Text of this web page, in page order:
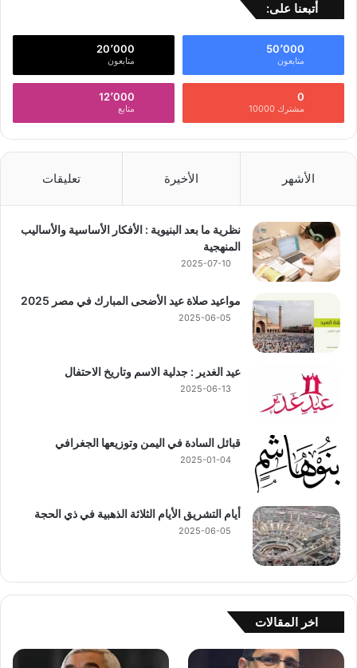
أتبعنا على:
50٬000
متابعون
20٬000
متابعون
0
مشترك 10000
12٬000
متابع
الأشهر الأخيرة تعليقات
نظرية ما بعد البنيوية : الأفكار الأساسية والأساليب
المنهجية
2025-07-10
مواعيد صلاة عيد الأضحى المبارك في مصر 2025
2025-06-05
عيد الغدير : جدلية الاسم وتاريخ الاحتفال
2025-06-13
قبائل السادة في اليمن وتوزيعها الجغرافي
2025-01-04
أيام التشريق الأيام الثلاثة الذهبية في ذي الحجة
2025-06-05
اخر المقالات